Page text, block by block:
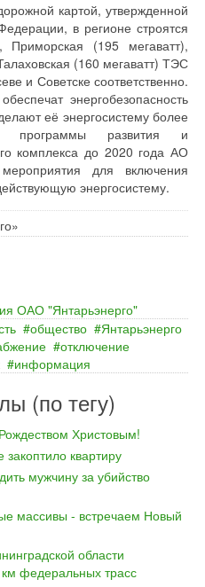
картой, утвержденной
в регионе строятся
Приморская (195 мегаватт),
(160 мегаватт) ТЭС
и Советске соответственно.
энергобезопасность
её энергосистему более
программы развития и
комплекса до 2020 года АО
для включения
энергосистему.
ОАО "Янтарьэнерго"
общество
Янтарьэнерго
отключение
информация
(по тегу)
Христовым!
квартиру
мужчину за убийство
массивы - встречаем Новый
области
федеральных трасс